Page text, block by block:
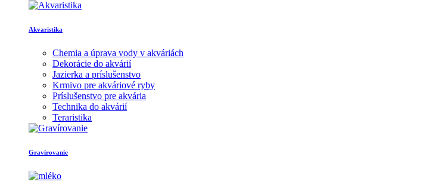
Akvaristika
Chemia a úprava vody v akváriách
Dekorácie do akvárií
Jazierka a príslušenstvo
Krmivo pre akváriové ryby
Príslušenstvo pre akvária
Technika do akvárií
Teraristika
Gravírovanie